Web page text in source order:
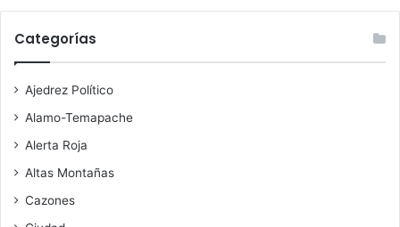
Categorías
Ajedrez Político
Alamo-Temapache
Alerta Roja
Altas Montañas
Cazones